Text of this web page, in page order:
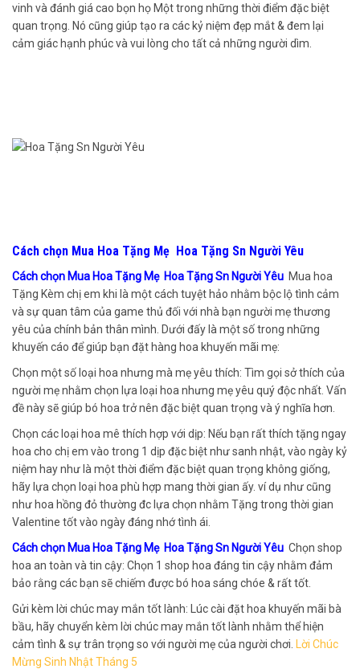
vinh và đánh giá cao bọn họ Một trong những thời điểm đặc biệt
quan trọng. Nó cũng giúp tạo ra các kỷ niệm đẹp mắt & đem lại
cảm giác hạnh phúc và vui lòng cho tất cả những người dìm.
Cách chọn Mua Hoa Tặng Mẹ Hoa Tặng Sn Người Yêu
Cách chọn Mua Hoa Tặng Mẹ Hoa Tặng Sn Người Yêu Mua hoa
Tặng Kèm chị em khi là một cách tuyệt hảo nhằm bộc lộ tình cảm
và sự quan tâm của game thủ đối với nhà bạn người mẹ thương
yêu của chính bản thân mình. Dưới đấy là một số trong những
khuyến cáo để giúp bạn đặt hàng hoa khuyến mãi mẹ:
Chọn một số loại hoa nhưng mà mẹ yêu thích: Tìm gọi sở thích của
người mẹ nhằm chọn lựa loại hoa nhưng mẹ yêu quý độc nhất. Vấn
đề này sẽ giúp bó hoa trở nên đặc biệt quan trọng và ý nghĩa hơn.
Chọn các loại hoa mê thích hợp với dịp: Nếu bạn rất thích tặng ngay
hoa cho chị em vào trong 1 dịp đặc biệt như sanh nhật, vào ngày kỷ
niệm hay như là một thời điểm đặc biệt quan trọng không giống,
hãy lựa chọn loại hoa phù hợp mang thời gian ấy. ví dụ như cũng
như hoa hồng đỏ thường đc lựa chọn nhằm Tặng trong thời gian
Valentine tốt vào ngày đáng nhớ tình ái.
Cách chọn Mua Hoa Tặng Mẹ Hoa Tặng Sn Người Yêu Chọn shop
hoa an toàn và tin cậy: Chọn 1 shop hoa đáng tin cậy nhằm đảm
bảo rằng các bạn sẽ chiếm được bó hoa sáng chóe & rất tốt.
Gửi kèm lời chúc may mắn tốt lành: Lúc cài đặt hoa khuyến mãi bà
bầu, hãy chuyển kèm lời chúc may mắn tốt lành nhằm thể hiện
cảm tình & sự trân trọng so với người mẹ của người chơi.
Lời Chúc
Mừng Sinh Nhật Tháng 5